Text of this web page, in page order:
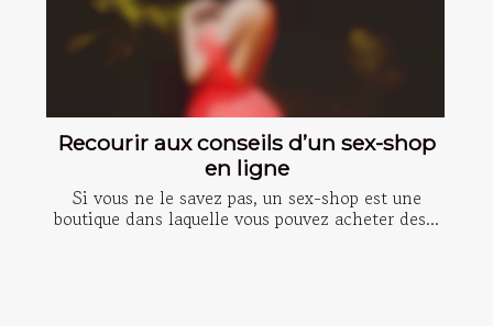
Recourir aux conseils d’un sex-shop
en ligne
Si vous ne le savez pas, un sex-shop est une
boutique dans laquelle vous pouvez acheter des...